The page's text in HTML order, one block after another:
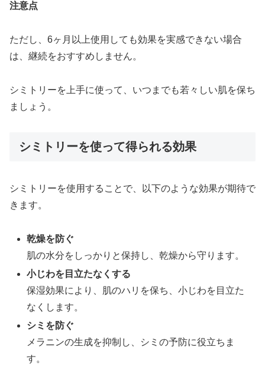
注意点
ただし、6ヶ月以上使用しても効果を実感できない場合
は、継続をおすすめしません。
シミトリーを上手に使って、いつまでも若々しい肌を保ち
ましょう。
シミトリーを使って得られる効果
シミトリーを使用することで、以下のような効果が期待で
きます。
乾燥を防ぐ
肌の水分をしっかりと保持し、乾燥から守ります。
小じわを目立たなくする
保湿効果により、肌のハリを保ち、小じわを目立た
なくします。
シミを防ぐ
メラニンの生成を抑制し、シミの予防に役立ちま
す。